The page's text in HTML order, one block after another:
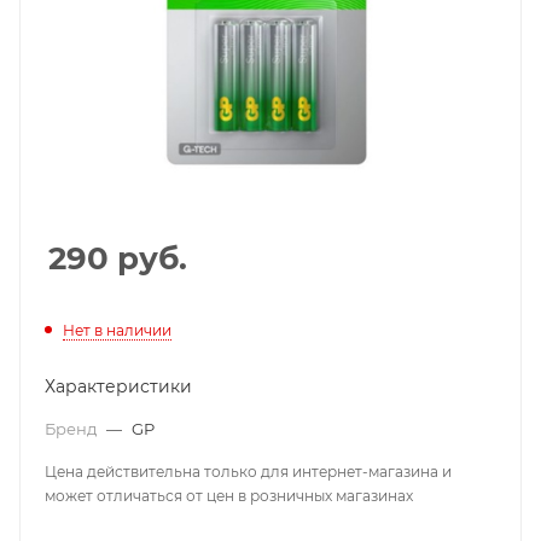
290 руб.
Нет в наличии
Характеристики
Бренд — GP
Цена действительна только для интернет-магазина и
может отличаться от цен в розничных магазинах
Добавляйте товары
Оплачивайте сегодня только
Получайте товар
списываться
по
%каждые 2 недели